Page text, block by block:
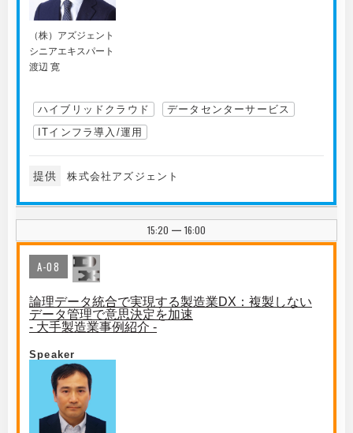
（株）アズジェント
シニアエキスパート
渡辺 寛
ハイブリッドクラウド
データセンターサービス
ITインフラ導入/運用
提供 株式会社アズジェント
15:20 | 16:00
A-08
論理データ統合で実現する製造業DX：複製しない
データ管理で意思決定を加速
- 大手製造業事例紹介 -
Speaker